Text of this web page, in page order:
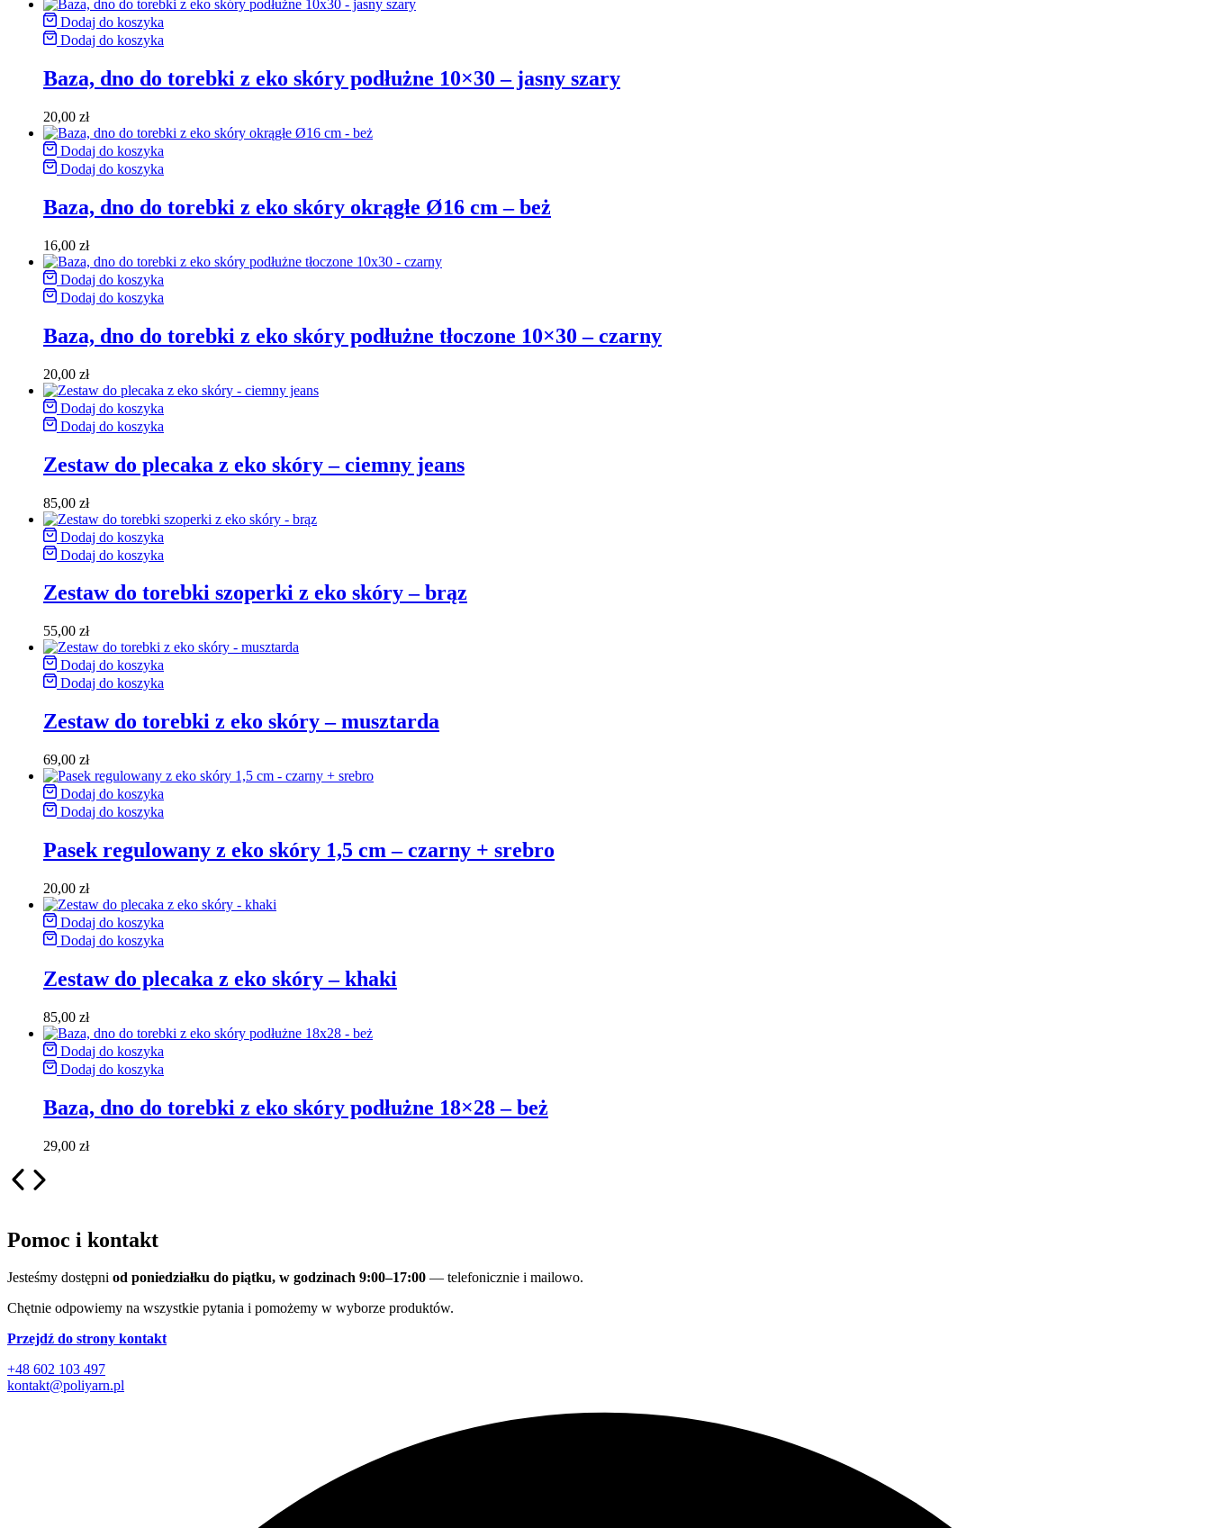
Dodaj do koszyka
Dodaj do koszyka
Baza, dno do torebki z eko skóry podłużne 10×30 – jasny szary
20,00 zł
Dodaj do koszyka
Dodaj do koszyka
Baza, dno do torebki z eko skóry okrągłe Ø16 cm – beż
16,00 zł
Dodaj do koszyka
Dodaj do koszyka
Baza, dno do torebki z eko skóry podłużne tłoczone 10×30 – czarny
20,00 zł
Dodaj do koszyka
Dodaj do koszyka
Zestaw do plecaka z eko skóry – ciemny jeans
85,00 zł
Dodaj do koszyka
Dodaj do koszyka
Zestaw do torebki szoperki z eko skóry – brąz
55,00 zł
Dodaj do koszyka
Dodaj do koszyka
Zestaw do torebki z eko skóry – musztarda
69,00 zł
Dodaj do koszyka
Dodaj do koszyka
Pasek regulowany z eko skóry 1,5 cm – czarny + srebro
20,00 zł
Dodaj do koszyka
Dodaj do koszyka
Zestaw do plecaka z eko skóry – khaki
85,00 zł
Dodaj do koszyka
Dodaj do koszyka
Baza, dno do torebki z eko skóry podłużne 18×28 – beż
29,00 zł
Pomoc i kontakt
Jesteśmy dostępni od poniedziałku do piątku, w godzinach 9:00–17:00 — telefonicznie i mailowo.
Chętnie odpowiemy na wszystkie pytania i pomożemy w wyborze produktów.
Przejdź do strony kontakt
+48 602 103 497
kontakt@poliyarn.pl